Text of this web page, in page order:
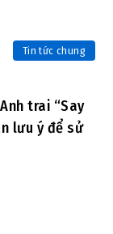
Tin tức chung
trai “Say
lưu ý để sử